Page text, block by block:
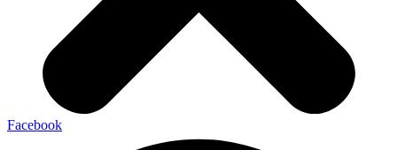
Facebook